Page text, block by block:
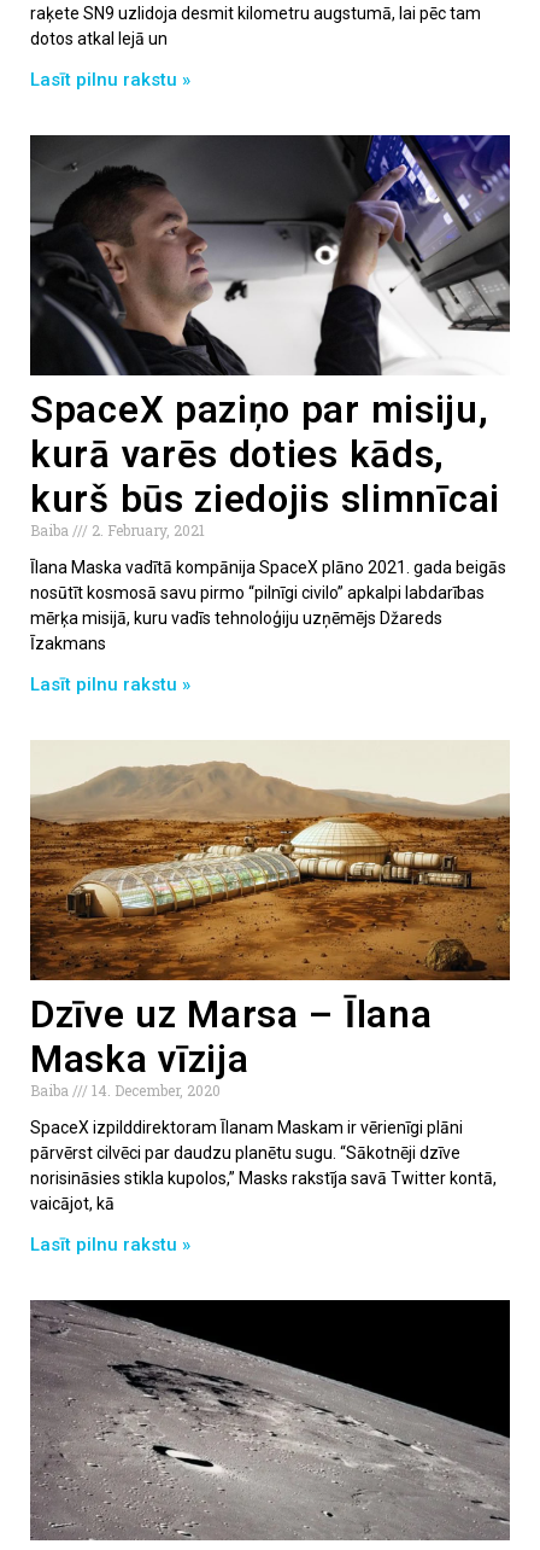
raķete SN9 uzlidoja desmit kilometru augstumā, lai pēc tam
dotos atkal lejā un
Lasīt pilnu rakstu »
SpaceX paziņo par misiju,
kurā varēs doties kāds,
kurš būs ziedojis slimnīcai
Baiba
2. February, 2021
Īlana Maska vadītā kompānija SpaceX plāno 2021. gada beigās
nosūtīt kosmosā savu pirmo “pilnīgi civilo” apkalpi labdarības
mērķa misijā, kuru vadīs tehnoloģiju uzņēmējs Džareds
Īzakmans
Lasīt pilnu rakstu »
Dzīve uz Marsa – Īlana
Maska vīzija
Baiba
14. December, 2020
SpaceX izpilddirektoram Īlanam Maskam ir vērienīgi plāni
pārvērst cilvēci par daudzu planētu sugu. “Sākotnēji dzīve
norisināsies stikla kupolos,” Masks rakstīja savā Twitter kontā,
vaicājot, kā
Lasīt pilnu rakstu »